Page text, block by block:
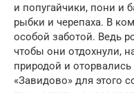
и попугайчики, пони и
рыбки и черепаха. В
особой заботой. Ведь
чтобы они отдохнули,
природой и
«Завидово» для этого